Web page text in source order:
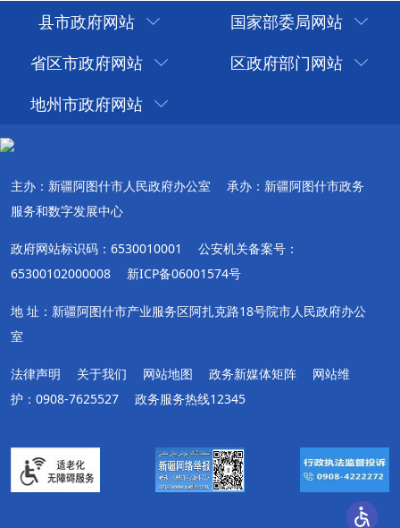
县市政府网站
国家部委局网站
省区市政府网站
区政府部门网站
地州市政府网站
主办：新疆阿图什市人民政府办公室
承办：新疆阿图什市政务
服务和数字发展中心
政府网站标识码：6530010001
公安机关备案号：
65300102000008
新ICP备06001574号
地 址：新疆阿图什市产业服务区阿扎克路18号院市人民政府办公
室
法律声明 关于我们 网站地图 政务新媒体矩阵
网站维
护：0908-7625527
政务服务热线12345